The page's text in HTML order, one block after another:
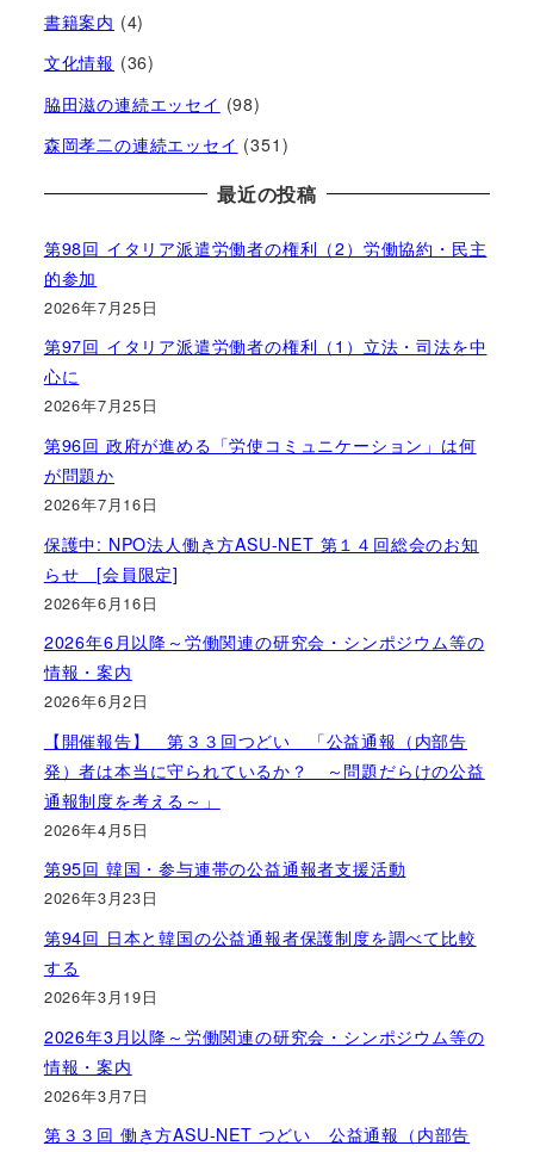
書籍案内 (4)
文化情報 (36)
脇田滋の連続エッセイ (98)
森岡孝二の連続エッセイ (351)
最近の投稿
第98回 イタリア派遣労働者の権利（2）労働協約・民主
的参加
2026年7月25日
第97回 イタリア派遣労働者の権利（1）立法・司法を中
心に
2026年7月25日
第96回 政府が進める「労使コミュニケーション」は何
が問題か
2026年7月16日
保護中: NPO法人働き方ASU-NET 第１４回総会のお知
らせ [会員限定]
2026年6月16日
2026年6月以降～労働関連の研究会・シンポジウム等の
情報・案内
2026年6月2日
【開催報告】 第３３回つどい 「公益通報（内部告
発）者は本当に守られているか？ ～問題だらけの公益
通報制度を考える～」
2026年4月5日
第95回 韓国・参与連帯の公益通報者支援活動
2026年3月23日
第94回 日本と韓国の公益通報者保護制度を調べて比較
する
2026年3月19日
2026年3月以降～労働関連の研究会・シンポジウム等の
情報・案内
2026年3月7日
第３３回 働き方ASU-NET つどい 公益通報（内部告